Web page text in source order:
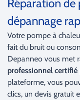
Réparation de
dépannage
Votre pompe à
fait du bruit ou
Depanneo vous met
professionnel certifié
plateforme, vous
clics, un devis gratuit